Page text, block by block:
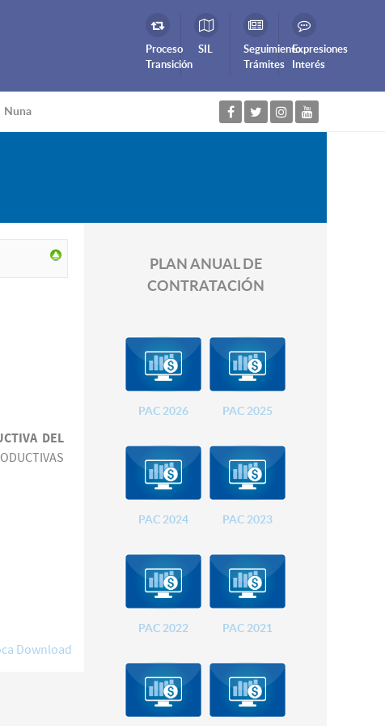
Proceso
Transición
SIL
Seguimiento
Trámites
Expresiones
Interés
Nuna
DEL
Download
PLAN ANUAL DE
CONTRATACIÓN
PAC 2026 PAC 2025
PAC 2024 PAC 2023
PAC 2022 PAC 2021